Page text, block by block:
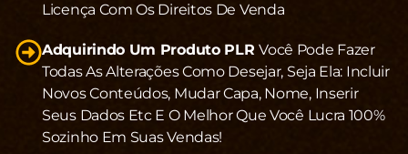
Licença Com Os Direitos De Venda
Adquirindo Um Produto PLRVocê Pode Fazer
Todas As Alterações Como Desejar, Seja Ela: Incluir
Novos Conteúdos, Mudar Capa, Nome, Inserir
Seus Dados Etc E O Melhor Que Você Lucra 100%
Sozinho Em Suas Vendas!